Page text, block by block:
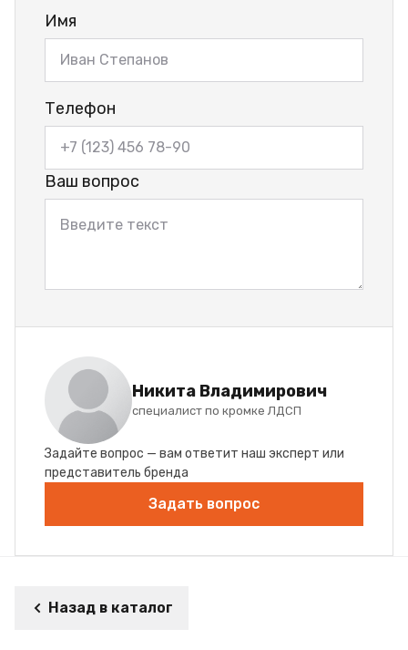
Имя
Телефон
Ваш вопрос
Никита Владимирович
специалист по кромке ЛДСП
Задайте вопрос — вам ответит наш эксперт или
представитель бренда
Задать вопрос
Назад в каталог